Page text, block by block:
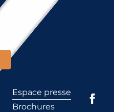
Espace presse
Brochures